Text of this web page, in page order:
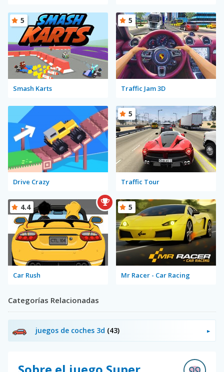
Smash Karts
5
Traffic Jam 3D
5
Drive Crazy Traffic Tour
5
Car Rush
4.4
Mr Racer - Car Racing
5
Categorías Relacionadas
juegos de coches 3d (43)